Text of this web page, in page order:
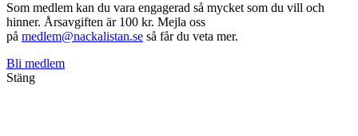
Som medlem kan du vara engagerad så mycket som du vill och
hinner. Årsavgiften är 100 kr. Mejla oss
på medlem@nackalistan.se så får du veta mer.
Bli medlem
Stäng